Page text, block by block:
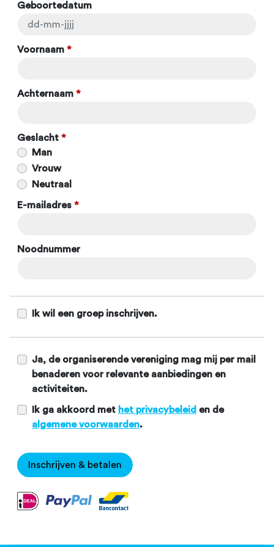
Geboortedatum
Voornaam *
Achternaam *
Geslacht *
Man
Vrouw
Neutraal
E-mailadres *
Noodnummer
Ik wil een groep inschrijven.
Ja, de organiserende vereniging mag mij per mail
benaderen voor relevante aanbiedingen en
activiteiten.
Ik ga akkoord met het privacybeleid en de
algemene voorwaarden.
Inschrijven & betalen